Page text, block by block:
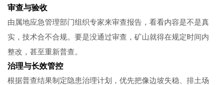
审查与验收
由属地应急管理部门组织专家来审查报告，看看内容是不是真
实，技术合不合规。要是没通过审查，矿山就得在规定时间内
整改，甚至重新普查。
治理与长效管控
根据普查结果制定隐患治理计划，优先把像边坡失稳、排土场